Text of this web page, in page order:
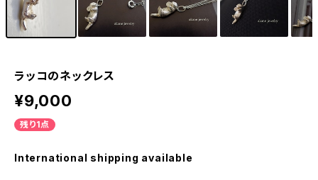
ラッコのネックレス
¥9,000
残り1点
International shipping available